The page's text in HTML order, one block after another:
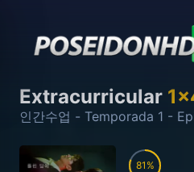
Extracurricular 1x
인간수업 - Temporada 1 -
81